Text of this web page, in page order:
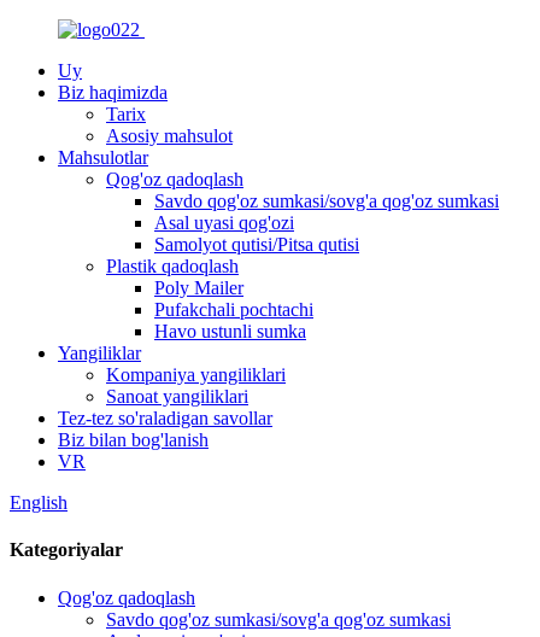
Uy
Biz haqimizda
Tarix
Asosiy mahsulot
Mahsulotlar
Qog'oz qadoqlash
Savdo qog'oz sumkasi/sovg'a qog'oz sumkasi
Asal uyasi qog'ozi
Samolyot qutisi/Pitsa qutisi
Plastik qadoqlash
Poly Mailer
Pufakchali pochtachi
Havo ustunli sumka
Yangiliklar
Kompaniya yangiliklari
Sanoat yangiliklari
Tez-tez so'raladigan savollar
Biz bilan bog'lanish
VR
English
Kategoriyalar
Qog'oz qadoqlash
Savdo qog'oz sumkasi/sovg'a qog'oz sumkasi